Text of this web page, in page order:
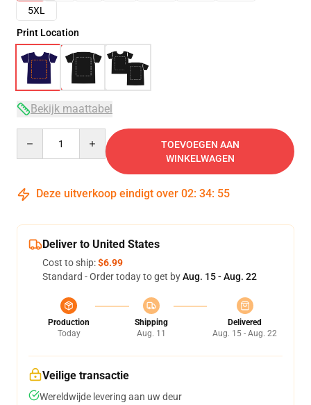
5XL
Print Location
Bekijk maattabel
TOEVOEGEN AAN
WINKELWAGEN
Deze uitverkoop eindigt over 02: 34: 54
Deliver to United States
Cost to ship:$6.99
Standard - Order today to get byAug. 15 - Aug. 22
Production
Today
Shipping
Aug. 11
Delivered
Aug. 15 - Aug. 22
Veilige transactie
Wereldwijde levering aan uw deur